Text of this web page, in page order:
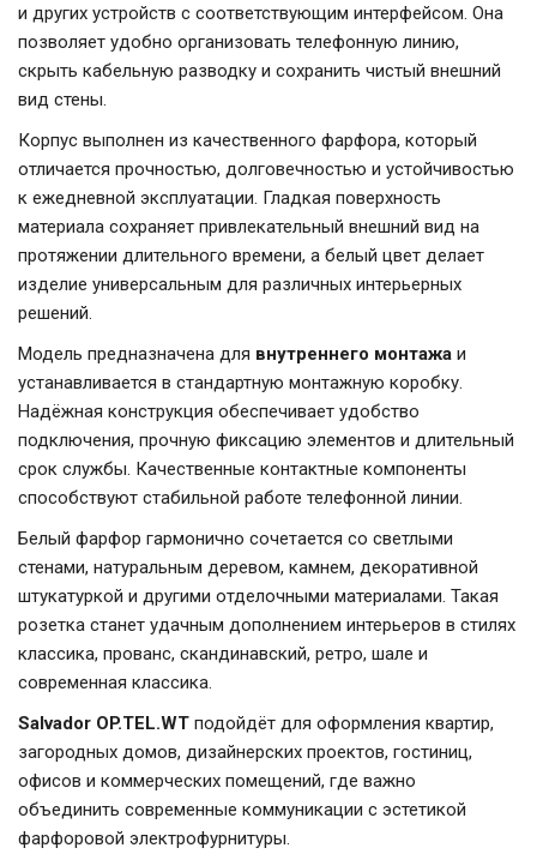
и других устройств с соответствующим интерфейсом. Она
позволяет удобно организовать телефонную линию,
скрыть кабельную разводку и сохранить чистый внешний
вид стены.
Корпус выполнен из качественного фарфора, который
отличается прочностью, долговечностью и устойчивостью
к ежедневной эксплуатации. Гладкая поверхность
материала сохраняет привлекательный внешний вид на
протяжении длительного времени, а белый цвет делает
изделие универсальным для различных интерьерных
решений.
Модель предназначена для внутреннего монтажа и
устанавливается в стандартную монтажную коробку.
Надёжная конструкция обеспечивает удобство
подключения, прочную фиксацию элементов и длительный
срок службы. Качественные контактные компоненты
способствуют стабильной работе телефонной линии.
Белый фарфор гармонично сочетается со светлыми
стенами, натуральным деревом, камнем, декоративной
штукатуркой и другими отделочными материалами. Такая
розетка станет удачным дополнением интерьеров в стилях
классика, прованс, скандинавский, ретро, шале и
современная классика.
Salvador OP.TEL.WT подойдёт для оформления квартир,
загородных домов, дизайнерских проектов, гостиниц,
офисов и коммерческих помещений, где важно
объединить современные коммуникации с эстетикой
фарфоровой электрофурнитуры.